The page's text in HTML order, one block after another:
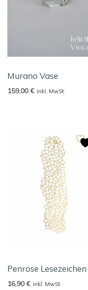
Murano Vase
159,00 € inkl. MwSt.
Penrose Lesezeichen
16,90 € inkl. MwSt.